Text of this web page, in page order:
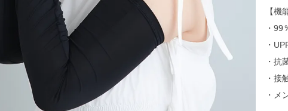
【機
・99
・
・抗
・接
・メ